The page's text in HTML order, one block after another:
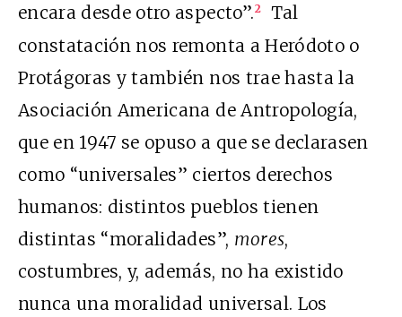
encara desde otro aspecto”.2
Tal
constatación nos remonta a Heródoto o
Protágoras y también nos trae hasta la
Asociación Americana de Antropología,
que en 1947 se opuso a que se declarasen
como “universales” ciertos derechos
humanos: distintos pueblos tienen
distintas “moralidades”, mores,
costumbres, y, además, no ha existido
nunca una moralidad universal. Los